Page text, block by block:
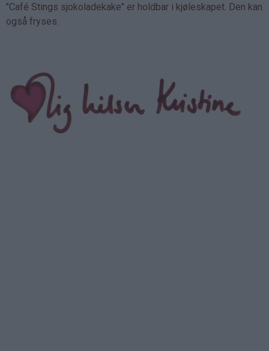
"Café Stings sjokoladekake" er holdbar i kjøleskapet. Den kan
også fryses.